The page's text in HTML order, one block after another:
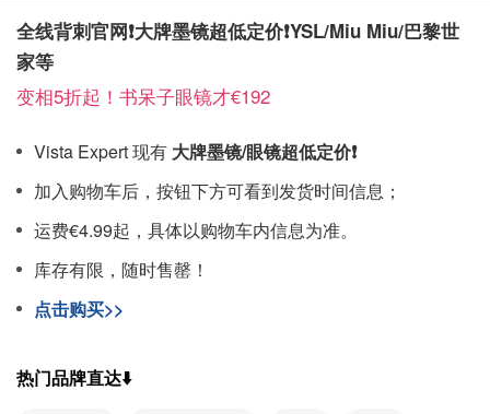
全线背刺官网❗️大牌墨镜超低定价❗️YSL/Miu Miu/巴黎世
家等
变相5折起！书呆子眼镜才€192
Vista Expert 现有 大牌墨镜/眼镜超低定价❗️
加入购物车后，按钮下方可看到发货时间信息；
运费€4.99起，具体以购物车内信息为准。
库存有限，随时售罄！
点击购买>>
热门品牌直达⬇️